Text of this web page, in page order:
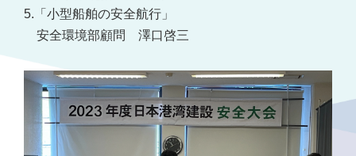
5.「小型船舶の安全航行」
安全環境部顧問 澤口啓三